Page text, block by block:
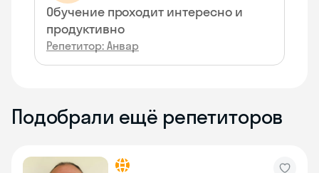
Обучение проходит интересно и
продуктивно
Репетитор: Анвар
Подобрали ещё репетиторов